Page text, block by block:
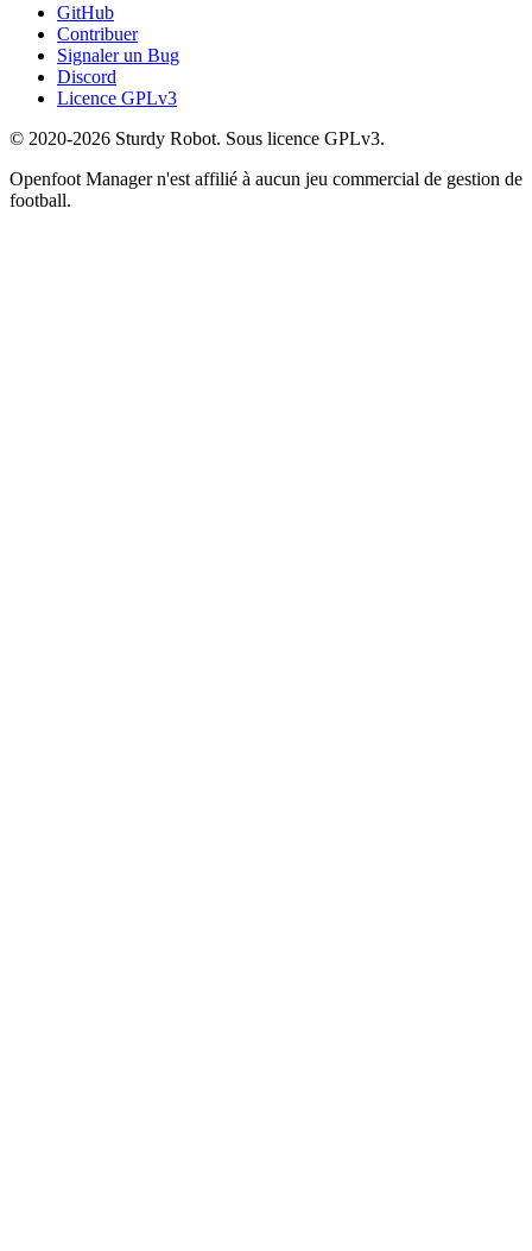
GitHub
Contribuer
Signaler un Bug
Discord
Licence GPLv3
© 2020-2026 Sturdy Robot. Sous licence GPLv3.
Openfoot Manager n'est affilié à aucun jeu commercial de gestion de
football.